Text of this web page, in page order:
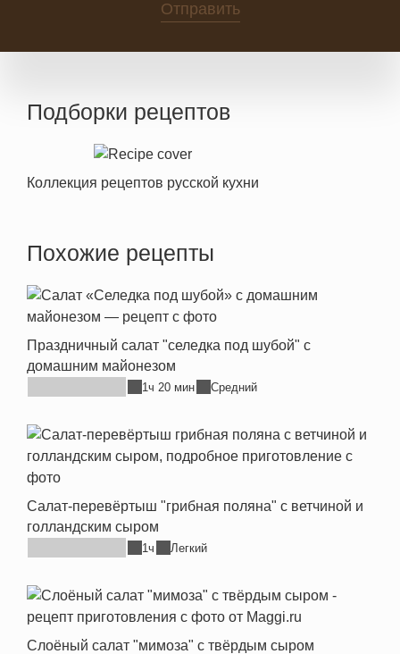
Отправить
Подборки рецептов
Коллекция рецептов русской кухни
Похожие рецепты
Праздничный салат "селедка под шубой" с
домашним майонезом
1ч 20 мин Средний
Салат-перевёртыш "грибная поляна" с ветчиной и
голландским сыром
1ч Легкий
Слоёный салат "мимоза" с твёрдым сыром